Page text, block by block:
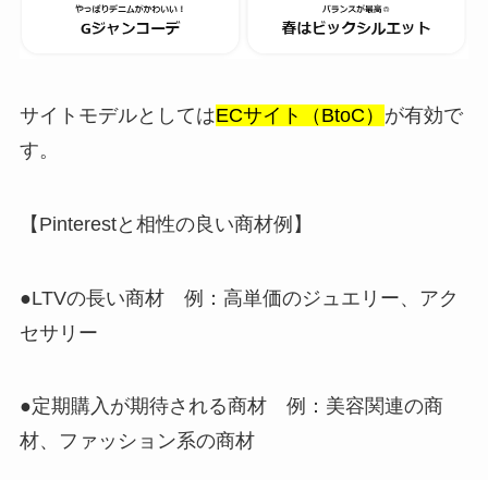
サイトモデルとしてはECサイト（BtoC） が有効で
す。
【Pinterestと相性の良い商材例】
●LTVの長い商材 例：高単価のジュエリー、アク
セサリー
●定期購入が期待される商材 例：美容関連の商
材、ファッション系の商材